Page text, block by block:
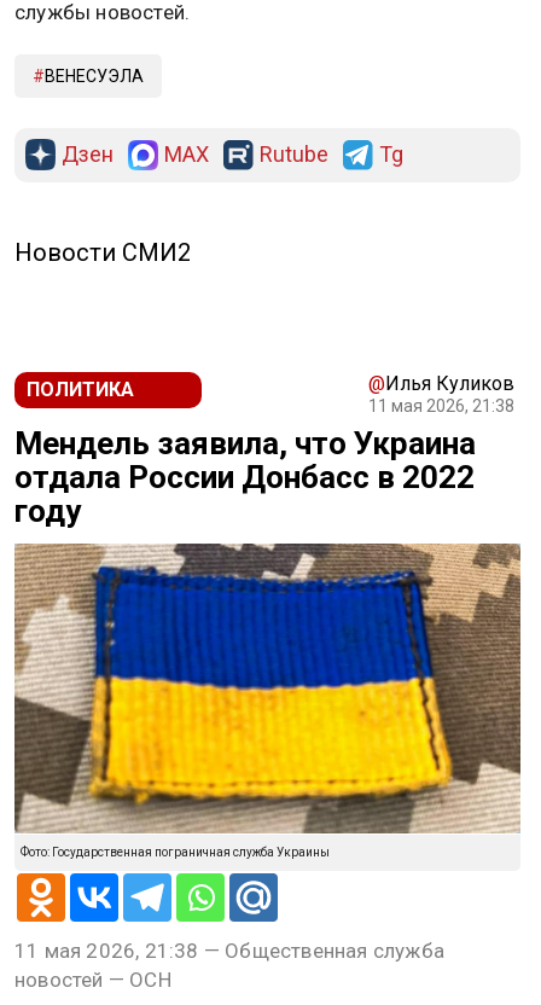
службы новостей.
ВЕНЕСУЭЛА
Дзен MAX Rutube Tg
Новости СМИ2
ПОЛИТИКА @Илья Куликов
11 мая 2026, 21:38
Мендель заявила, что Украина
отдала России Донбасс в 2022
году
Фото: Государственная пограничная служба Украины
11 мая 2026, 21:38 — Общественная служба
новостей — ОСН